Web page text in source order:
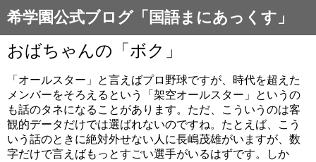
希学園公式ブログ「国語まにあっくす」
おばちゃんの「ボク」
「オールスター」と言えばプロ野球ですが、時代を超えた
メンバーをそろえるという「架空オールスター」というの
も話のタネになることがあります。ただ、こういうのは客
観的データだけでは選ばれないのですね。たとえば、こう
いう話のときに絶対外せない人に長嶋茂雄がいますが、数
字だけで言えばもっとすごい選手がいるはずです。しか